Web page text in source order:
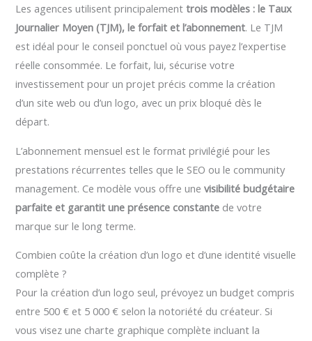
Les agences utilisent principalementtrois modèles : le Taux
Journalier Moyen (TJM), le forfait et l’abonnement. Le TJM
est idéal pour le conseil ponctuel où vous payez l’expertise
réelle consommée. Le forfait, lui, sécurise votre
investissement pour un projet précis comme la création
d’un site web ou d’un logo, avec un prix bloqué dès le
départ.
L’abonnement mensuel est le format privilégié pour les
prestations récurrentes telles que le SEO ou le community
management. Ce modèle vous offre unevisibilité budgétaire
parfaite et garantit une présence constante de votre
marque sur le long terme.
Combien coûte la création d’un logo et d’une identité visuelle
complète ?
Pour la création d’un logo seul, prévoyez un budget compris
entre 500 € et 5 000 € selon la notoriété du créateur. Si
vous visez une charte graphique complète incluant la